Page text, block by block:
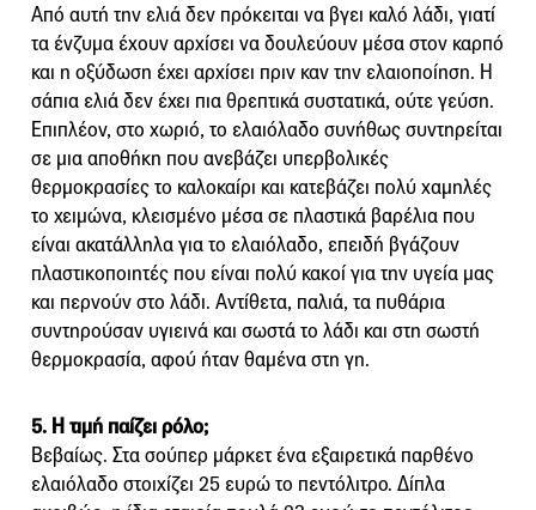
Από αυτή την ελιά δεν πρόκειται να βγει καλό λάδι, γιατί
τα ένζυμα έχουν αρχίσει να δουλεύουν μέσα στον καρπό
και η οξύδωση έχει αρχίσει πριν καν την ελαιοποίηση. Η
σάπια ελιά δεν έχει πια θρεπτικά συστατικά, ούτε γεύση.
Επιπλέον, στο χωριό, το ελαιόλαδο συνήθως συντηρείται
σε μια αποθήκη που ανεβάζει υπερβολικές
θερμοκρασίες το καλοκαίρι και κατεβάζει πολύ χαμηλές
το χειμώνα, κλεισμένο μέσα σε πλαστικά βαρέλια που
είναι ακατάλληλα για το ελαιόλαδο, επειδή βγάζουν
πλαστικοποιητές που είναι πολύ κακοί για την υγεία μας
και περνούν στο λάδι. Αντίθετα, παλιά, τα πυθάρια
συντηρούσαν υγιεινά και σωστά το λάδι και στη σωστή
θερμοκρασία, αφού ήταν θαμένα στη γη.
5. Η τιμή παίζει ρόλο;
Βεβαίως. Στα σούπερ μάρκετ ένα εξαιρετικά παρθένο
ελαιόλαδο στοιχίζει 25 ευρώ το πεντόλιτρο. Δίπλα